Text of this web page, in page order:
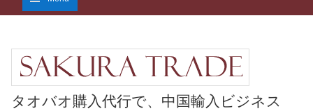
タオバオ購入代行で、中国輸入ビジネス